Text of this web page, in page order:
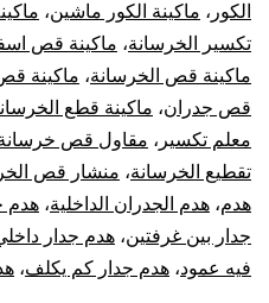
الكور ، ماكينة الكور ماشين،
تكسير الخرسانة، ماكينة قص
ماكينة قص الخرسانة، ماكينة
قص جدران، ماكينة قطع
معلم تكسير ، مقاول قص
تقطيع الخرسانة، منشار قص
هدم، هدم الجدران الداخلية، هدم
جدار بين غرفتين، هدم جدار
فيه عمود، هدم جدار كم يكلف،